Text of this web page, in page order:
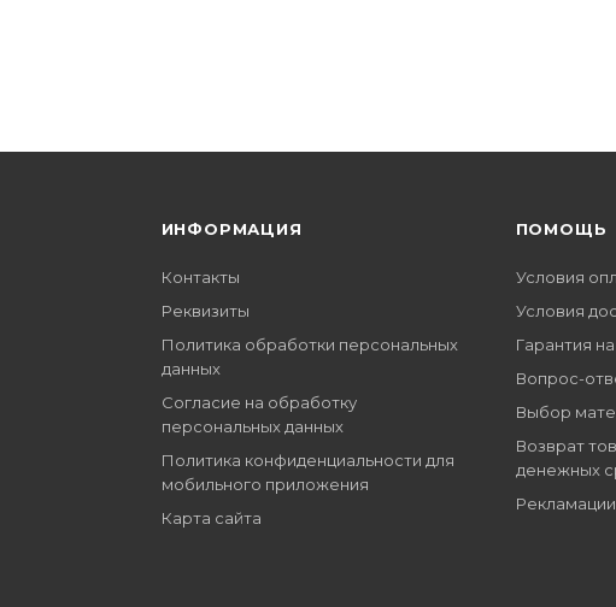
ИНФОРМАЦИЯ
Контакты
Реквизиты
Политика обработки персональных
данных
Согласие на обработку
персональных данных
Политика конфиденциальности для
мобильного приложения
Карта сайта
ПОМОЩЬ
Условия
Условия
Гарантия
Вопрос-
Выбор
Возврат
денежных
Рекламации